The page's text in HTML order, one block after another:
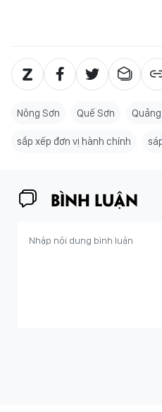
Nông Sơn Quế Sơn
sắp xếp đơn vị hành chính
BÌNH LUẬN